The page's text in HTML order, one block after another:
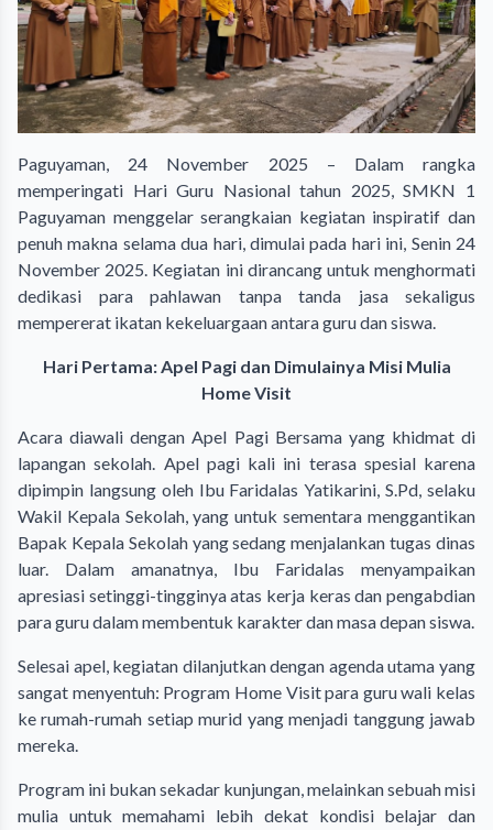
Paguyaman, 24 November 2025 – Dalam rangka
memperingati Hari Guru Nasional tahun 2025, SMKN 1
Paguyaman menggelar serangkaian kegiatan inspiratif dan
penuh makna selama dua hari, dimulai pada hari ini, Senin 24
November 2025. Kegiatan ini dirancang untuk menghormati
dedikasi para pahlawan tanpa tanda jasa sekaligus
mempererat ikatan kekeluargaan antara guru dan siswa.
Hari Pertama: Apel Pagi dan Dimulainya Misi Mulia
Home Visit
​Acara diawali dengan Apel Pagi Bersama yang khidmat di
lapangan sekolah. Apel pagi kali ini terasa spesial karena
dipimpin langsung oleh Ibu Faridalas Yatikarini, S.Pd, selaku
Wakil Kepala Sekolah, yang untuk sementara menggantikan
Bapak Kepala Sekolah yang sedang menjalankan tugas dinas
luar. Dalam amanatnya, Ibu Faridalas menyampaikan
apresiasi setinggi-tingginya atas kerja keras dan pengabdian
para guru dalam membentuk karakter dan masa depan siswa.
​Selesai apel, kegiatan dilanjutkan dengan agenda utama yang
sangat menyentuh: Program Home Visit para guru wali kelas
ke rumah-rumah setiap murid yang menjadi tanggung jawab
mereka.
​Program ini bukan sekadar kunjungan, melainkan sebuah misi
mulia untuk memahami lebih dekat kondisi belajar dan